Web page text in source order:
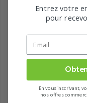
Entrez votre
pour
En vous inscrivant,
nos offres